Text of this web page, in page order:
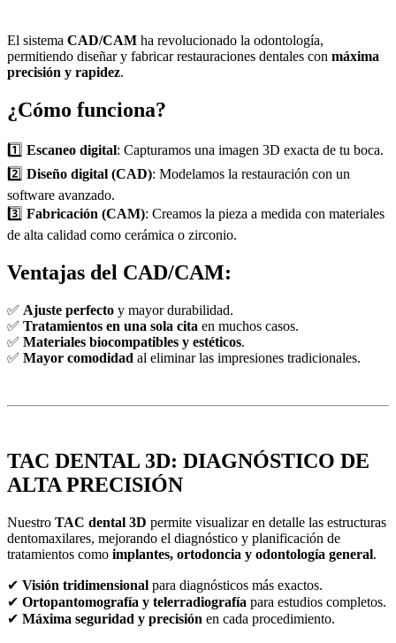
El sistema CAD/CAM ha revolucionado la odontología,
permitiendo diseñar y fabricar restauraciones dentales con máxima
precisión y rapidez.
¿Cómo funciona?
1️⃣ Escaneo digital: Capturamos una imagen 3D exacta de tu boca.
2️⃣ Diseño digital (CAD): Modelamos la restauración con un
software avanzado.
3️⃣ Fabricación (CAM): Creamos la pieza a medida con materiales
de alta calidad como cerámica o zirconio.
Ventajas del CAD/CAM:
✅ Ajuste perfecto y mayor durabilidad.
✅ Tratamientos en una sola cita en muchos casos.
✅ Materiales biocompatibles y estéticos.
✅ Mayor comodidad al eliminar las impresiones tradicionales.
TAC DENTAL 3D: DIAGNÓSTICO DE
ALTA PRECISIÓN
Nuestro TAC dental 3D permite visualizar en detalle las estructuras
dentomaxilares, mejorando el diagnóstico y planificación de
tratamientos como implantes, ortodoncia y odontología general.
✔ Visión tridimensional para diagnósticos más exactos.
✔ Ortopantomografía y telerradiografía para estudios completos.
✔ Máxima seguridad y precisión en cada procedimiento.